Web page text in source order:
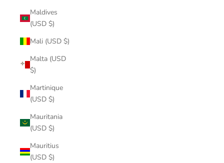
Maldives
(USD $)
Mali (USD $)
Malta (USD
$)
Martinique
(USD $)
Mauritania
(USD $)
Mauritius
(USD $)